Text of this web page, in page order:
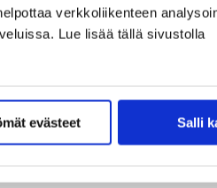
verkkoliikenteen
Lue lisää tällä sivustolla
evästeet Salli